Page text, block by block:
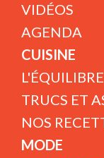
VIDÉOS
AGENDA
CUISINE
TRUCS ET
NOS
MODE